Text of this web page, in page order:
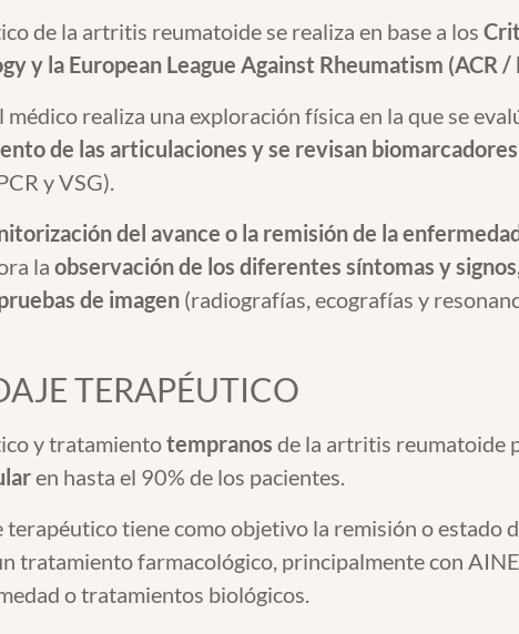
de la artritis reumatoide se realiza en base a los
y la European League Against Rheumatism (ACR /
médico realiza una exploración física en la que se
de las articulaciones y se revisan biomarcadores
y VSG).
del avance o la remisión de la
la observación de los diferentes síntomas y
de imagen (radiografías, ecografías y
TERAPÉUTICO
y tratamientotempranos de la artritis reumatoide
en hasta el 90% de los pacientes.
terapéutico tiene como objetivo la remisión o estado
tratamiento farmacológico, principalmente con
o tratamientos biológicos.